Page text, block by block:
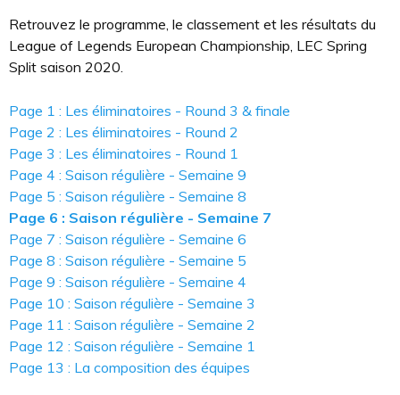
Retrouvez le programme, le classement et les résultats du
League of Legends European Championship, LEC Spring
Split saison 2020.
Page 1 : Les éliminatoires - Round 3 & finale
Page 2 : Les éliminatoires - Round 2
Page 3 : Les éliminatoires - Round 1
Page 4 : Saison régulière - Semaine 9
Page 5 : Saison régulière - Semaine 8
Page 6 : Saison régulière - Semaine 7
Page 7 : Saison régulière - Semaine 6
Page 8 : Saison régulière - Semaine 5
Page 9 : Saison régulière - Semaine 4
Page 10 : Saison régulière - Semaine 3
Page 11 : Saison régulière - Semaine 2
Page 12 : Saison régulière - Semaine 1
Page 13 : La composition des équipes